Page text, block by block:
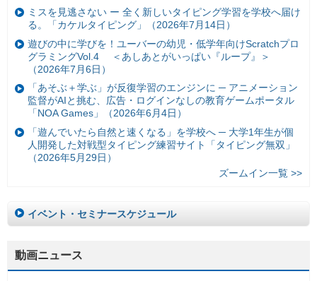
ミスを見逃さない ー 全く新しいタイピング学習を学校へ届け
る。「カケルタイピング」（2026年7月14日）
遊びの中に学びを！ユーバーの幼児・低学年向けScratchプロ
グラミングVol.4 ＜あしあとがいっぱい『ループ』＞
（2026年7月6日）
「あそぶ＋学ぶ」が反復学習のエンジンに ─ アニメーション
監督がAIと挑む、広告・ログインなしの教育ゲームポータル
「NOA Games」（2026年6月4日）
「遊んでいたら自然と速くなる」を学校へ ─ 大学1年生が個
人開発した対戦型タイピング練習サイト「タイピング無双」
（2026年5月29日）
ズームイン一覧 >>
イベント・セミナースケジュール
動画ニュース